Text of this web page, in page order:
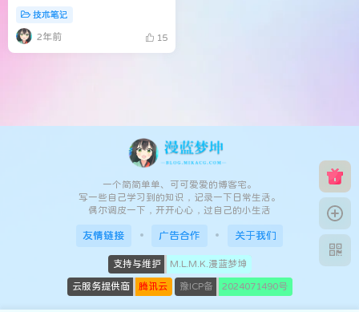
技术笔记
2年前 15
一个简简单单、可可爱爱的博客宅。
写一些自己学习到的知识，记录一下日常生活。
偶尔调皮一下，开开心心，过自己的小生活
友情链接 广告合作 关于我们
支持与维护 M.L.M.K.漫蓝梦坤
云服务提供商 腾讯云 豫ICP备 2024071490号